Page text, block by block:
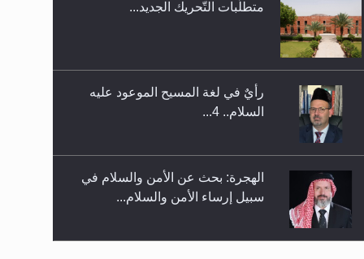
اليوم الوطني الرياضي لمجلس أنصار
متطلَّبات التّحريك الجديد...
رأيٌ في لغة المسيح الموعود عليه
السلام.. 4...
الهجرة: بحث عن الأمن والسلام في
سبيل إرساء الأمن والسلام...